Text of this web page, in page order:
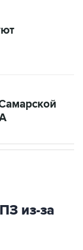
из-за